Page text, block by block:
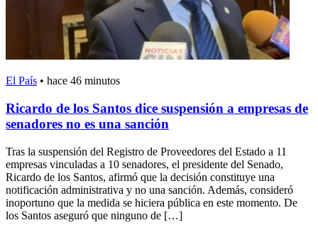
El País • hace 46 minutos
Ricardo de los Santos dice suspensión a empresas de
senadores no es una sanción
Tras la suspensión del Registro de Proveedores del Estado a 11
empresas vinculadas a 10 senadores, el presidente del Senado,
Ricardo de los Santos, afirmó que la decisión constituye una
notificación administrativa y no una sanción. Además, consideró
inoportuno que la medida se hiciera pública en este momento. De
los Santos aseguró que ninguno de […]